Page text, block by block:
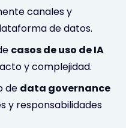
canales y
de datos.
casos de uso de IA
y complejidad.
de data governance
y responsabilidades